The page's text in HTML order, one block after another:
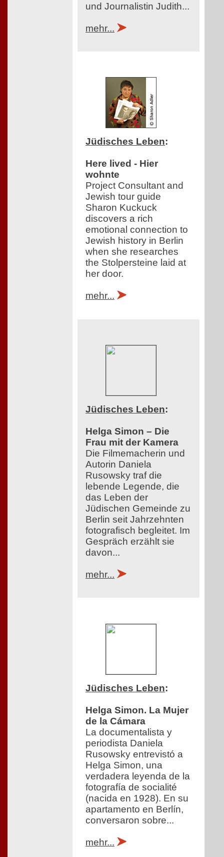
und Journalistin Judith...
mehr...
Jüdisches Leben:
Here lived - Hier
wohnte
Project Consultant and
Jewish tour guide
Sharon Kuckuck
discovers a rich
emotional connection to
Jewish history in Berlin
when she researches
the Stolpersteine laid at
her door.
mehr...
Jüdisches Leben:
Helga Simon – Die
Frau mit der Kamera
Die Filmemacherin und
Autorin Daniela
Rusowsky traf die
lebende Legende, die
das Leben der
Jüdischen Gemeinde zu
Berlin seit Jahrzehnten
fotografisch begleitet. Im
Gespräch erzählt sie
davon...
mehr...
Jüdisches Leben:
Helga Simon. La Mujer
de la Cámara
La documentalista y
periodista Daniela
Rusowsky entrevistó a
Helga Simon, una
verdadera leyenda de la
fotografía de socialité
(nacida en 1928). En su
apartamento en Berlín,
conversaron sobre...
mehr...